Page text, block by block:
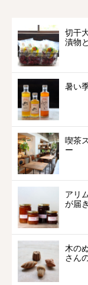
切干
漬物
暑い
喫茶
ー
アリ
が届
木の
さん